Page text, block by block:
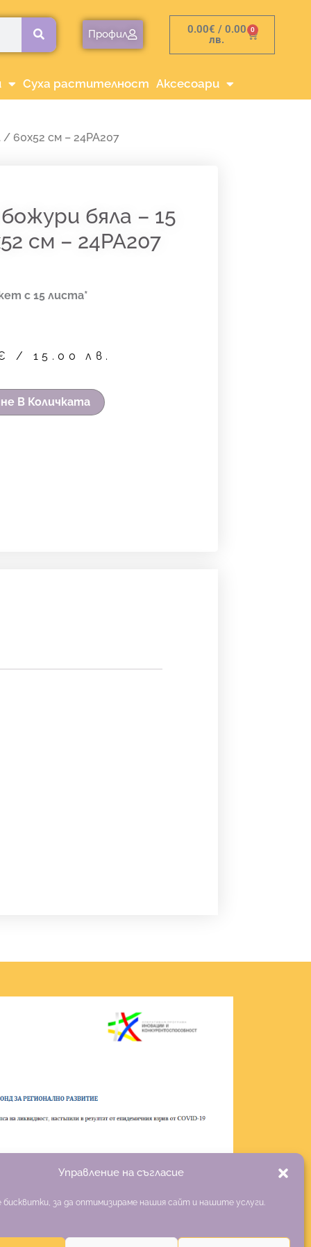
Управление на съгласие
бисквитки, за да оптимизираме нашия сайт и нашите услуги.
Профил 0.00€ / 0.00
лв.
0
Cart
Суха растителност Аксесоари
60х52 см – 24PA207
бяла – 15
см – 24PA207
с 15 листа*
/ 15.00 лв.
В Количката